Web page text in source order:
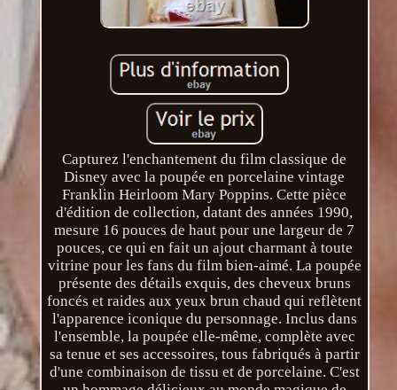
Capturez l'enchantement du film classique de
Disney avec la poupée en porcelaine vintage
Franklin Heirloom Mary Poppins. Cette pièce
d'édition de collection, datant des années 1990,
mesure 16 pouces de haut pour une largeur de 7
pouces, ce qui en fait un ajout charmant à toute
vitrine pour les fans du film bien-aimé. La poupée
présente des détails exquis, des cheveux bruns
foncés et raides aux yeux brun chaud qui reflètent
l'apparence iconique du personnage. Inclus dans
l'ensemble, la poupée elle-même, complète avec
sa tenue et ses accessoires, tous fabriqués à partir
d'une combinaison de tissu et de porcelaine. C'est